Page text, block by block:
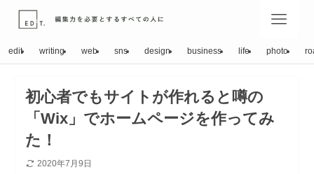
edit writing web sns design business life photo
初心者でもサイトが作れると噂の
「Wix」でホームページを作ってみ
た！
2020年7月9日